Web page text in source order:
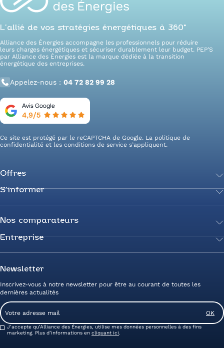
L’allié de vos stratégies énergétiques à 360°
Alliance des Énergies accompagne les professionnels pour réduire
leurs charges énergétiques et sécuriser durablement leur budget. PEP’S
par Alliance des Énergies est la marque dédiée à la transition
énergétique des entreprises.
Appelez-nous : 04 72 82 99 28
Ce site est protégé par le reCAPTCHA de Google. La politique de
confidentialité et les conditions de service s’appliquent.
Offres
Achetez votre énergie
Transition énergétique
Secteurs d’expertise
Optimisez vos taxes et compteurs
Mix énergie
Efficacité énergétique
Photovoltaïque
Energy Management
Entreprise zéro carbone
S’informer
Actualités
Guides de l’énergie
Livres blancs
Nos comparateurs
Comparateur Électricité
Comparateur Gaz
Prix du Gaz
Entreprise
Nous rejoindre
Devenez Partenaire
Avis clients Alliance des Energies
Contactez-nous
Service client
Newsletter
Inscrivez-vous à notre newsletter pour être au courant de toutes les
dernières actualités
Consent
J’accepte qu’Alliance des Énergies, utilise mes données personnelles à des fins
marketing. Plus d’informations en cliquant ici.
Email